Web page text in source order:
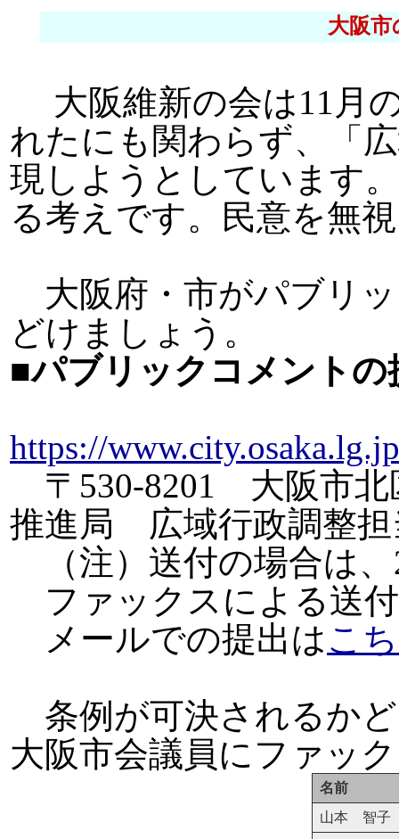
大阪市
大阪維新の会は11月
れたにも関わらず、「
現しようとしています
る考えです。民意を無
大阪府・市がパブリ
どけましょう。
■パブリックコメントの
https://
〒530-8201 大阪市
推進局 広域行政調整担
（注）送付の場合は、
ファックスによる送
メールでの提出はこ
条例が可決されるか
大阪市会議員にファッ
名前
山本 智子